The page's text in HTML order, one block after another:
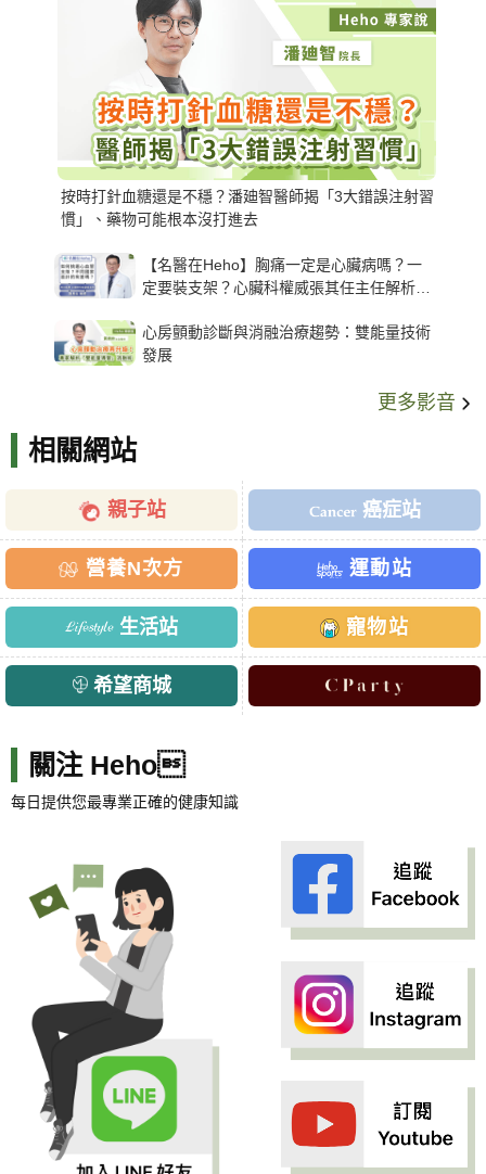
按時打針血糖還是不穩？潘廸智醫師揭「3大錯誤注射習
慣」、藥物可能根本沒打進去
【名醫在Heho】胸痛一定是心臟病嗎？一
定要裝支架？心臟科權威張其任主任解析支
心房顫動診斷與消融治療趨勢：雙能量技術
發展
更多影音
相關網站
親子站 癌症站
營養N次方 運動站
生活站 寵物站
希望商城
關注 Heho
每日提供您最專業正確的健康知識